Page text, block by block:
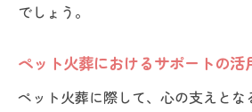
でしょう。
ペット火葬におけるサポートの活
ペット火葬に際して、心の支えとな